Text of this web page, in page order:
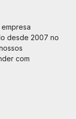
desde 2007 no
com